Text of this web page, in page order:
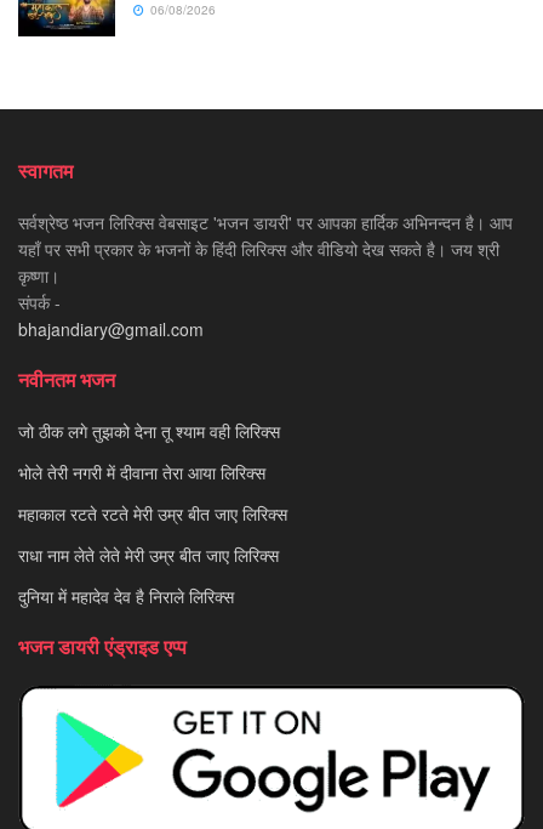
06/08/2026
स्वागतम
सर्वश्रेष्ठ भजन लिरिक्स वेबसाइट 'भजन डायरी' पर आपका हार्दिक अभिनन्दन है। आप
यहाँ पर सभी प्रकार के भजनों के हिंदी लिरिक्स और वीडियो देख सकते है। जय श्री
कृष्णा।
संपर्क -
bhajandiary@gmail.com
नवीनतम भजन
जो ठीक लगे तुझको देना तू श्याम वही लिरिक्स
भोले तेरी नगरी में दीवाना तेरा आया लिरिक्स
महाकाल रटते रटते मेरी उम्र बीत जाए लिरिक्स
राधा नाम लेते लेते मेरी उम्र बीत जाए लिरिक्स
दुनिया में महादेव देव है निराले लिरिक्स
भजन डायरी एंड्राइड एप्प